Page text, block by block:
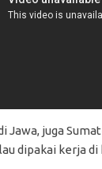
Jawa, juga
dipakai kerja